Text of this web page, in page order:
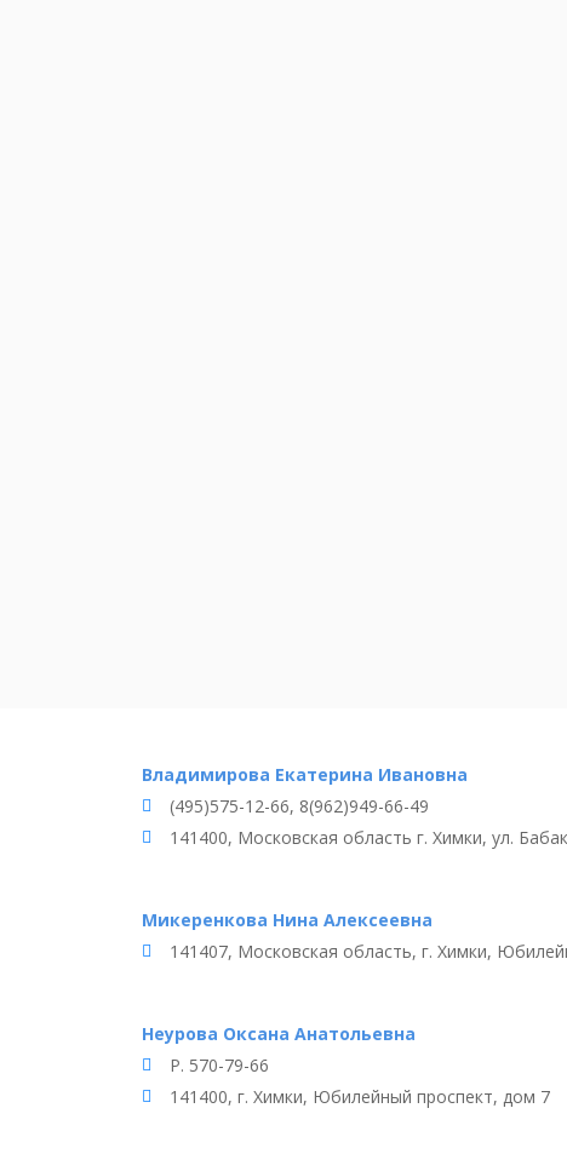
Владимирова Екатерина Ивановна
(495)575-12-66, 8(962)949-66-49
141400, Московская область г. Химки, ул.
Микеренкова Нина Алексеевна
141407, Московская область, г. Химки,
Неурова Оксана Анатольевна
Р. 570-79-66
141400, г. Химки, Юбилейный проспект, дом 7